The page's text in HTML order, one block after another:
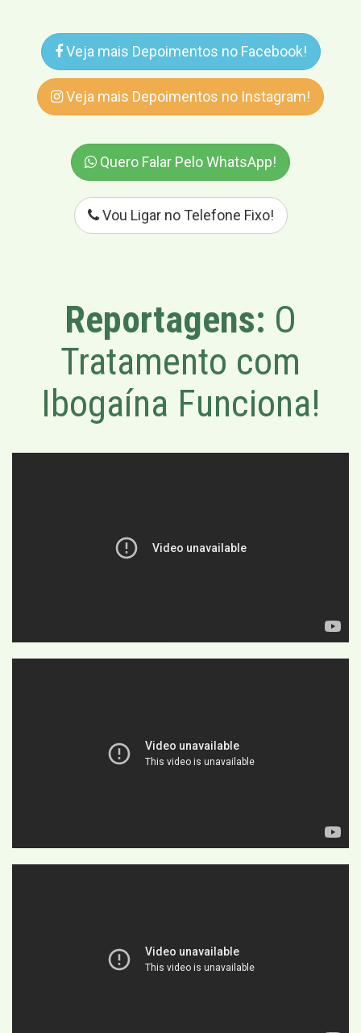
Veja mais Depoimentos no Facebook!
Veja mais Depoimentos no Instagram!
Quero Falar Pelo WhatsApp!
Vou Ligar no Telefone Fixo!
Reportagens: O
Tratamento com
Ibogaína Funciona!